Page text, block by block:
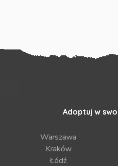
Adoptuj w
Warszawa
Kraków
Łódź